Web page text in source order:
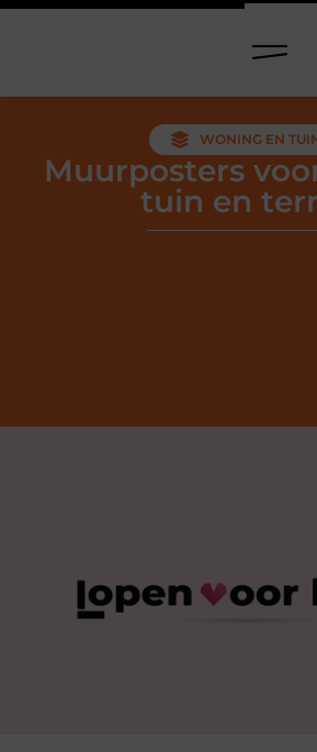
WONING EN
Muurposters
tuin en